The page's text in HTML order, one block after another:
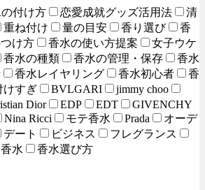
付け方 恋愛成就グッズ活用法
清
重ね付け 量の目安 香り選び
香
け方 香水の使い方提案
女子ウケ
香水の種類 香水の管理・保存
香水
香水レイヤリング 香水初心者
香
けすぎ BVLGARI
jimmy choo
Dior EDP EDT
GIVENCHY
Nina Ricci モテ香水 Prada
オーデ
デート ビジネス
フレグランス
水 香水選び方